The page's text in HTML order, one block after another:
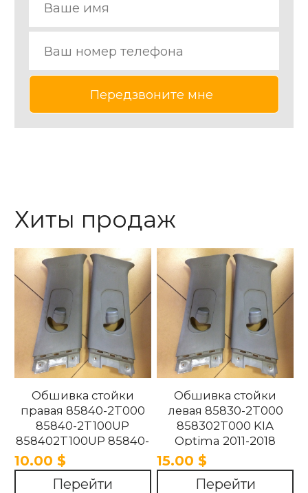
Хиты продаж
Обшивка стойки
правая 85840-2T000
85840-2T100UP
858402T100UP 85840-
2T100UP KIA Optima
2011-2018
10.00 $
Перейти
Обшивка стойки
левая 85830-2T000
858302T000 KIA
Optima 2011-2018
15.00 $
Перейти